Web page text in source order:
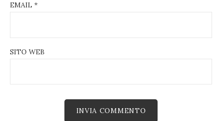
EMAIL *
SITO WEB